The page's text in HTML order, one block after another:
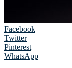
Facebook
Twitter
Pinterest
WhatsApp